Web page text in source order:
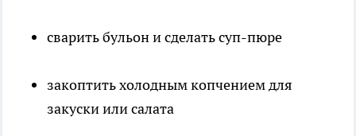
сварить бульон и сделать суп-пюре
закоптить холодным копчением для
закуски или салата